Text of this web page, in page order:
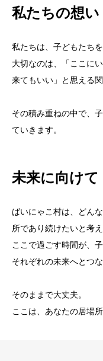
私たちの想い
私たちは、子どもたち
大切なのは、「ここに
来てもいい」と思える関
その積み重ねの中で、
ていきます。
未来に向けて
ばいにゃこ村は、どん
所であり続けたいと考え
ここで過ごす時間が、
それぞれの未来へとつ
そのままで大丈夫。
ここは、あなたの居場所